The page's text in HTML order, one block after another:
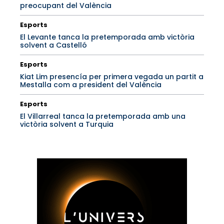
preocupant del València
Esports
El Levante tanca la pretemporada amb victòria
solvent a Castelló
Esports
Kiat Lim presencía per primera vegada un partit a
Mestalla com a president del València
Esports
El Villarreal tanca la pretemporada amb una
victòria solvent a Turquia